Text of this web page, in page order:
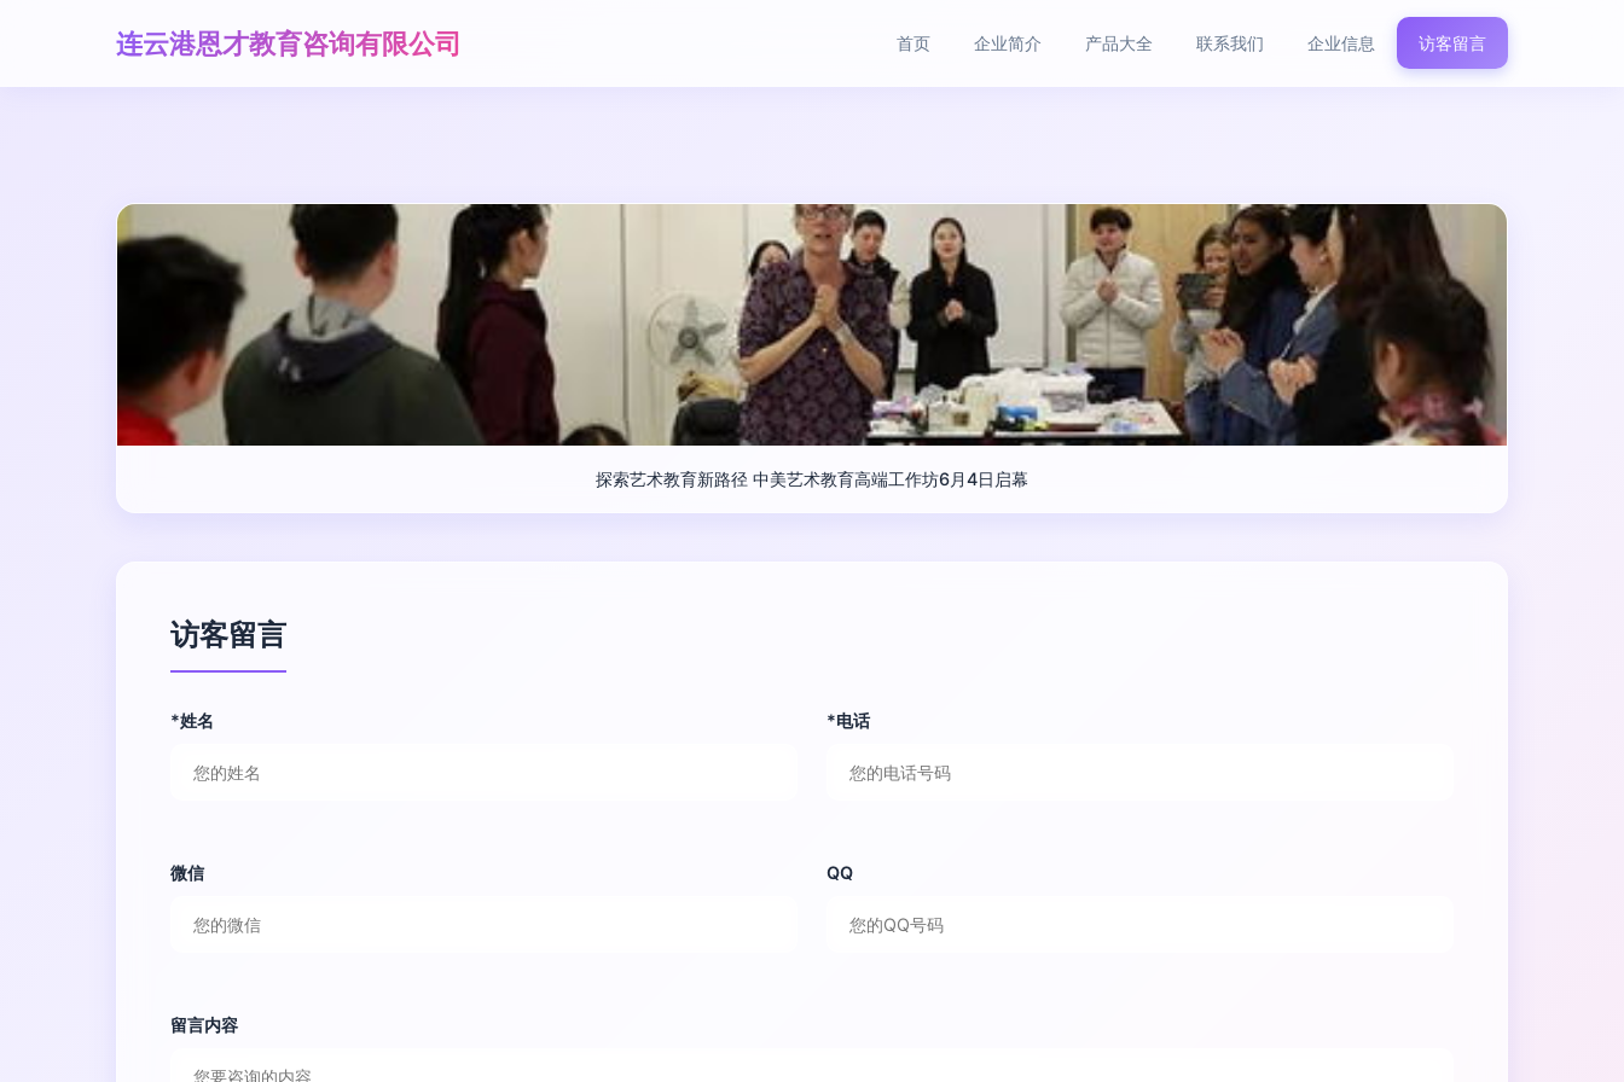
连云港恩才教育咨询有限公司 首页 企业简介 产品大全 联系我们 企业信息 访客留言
探索艺术教育新路径 中美艺术教育高端工作坊6月4日启幕
访客留言
*姓名 *电话
微信 QQ
留言内容